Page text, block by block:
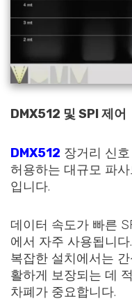
DMX512 및 SPI 제어
DMX512 장거리 신
허용하는 대규모 파
입니다.
데이터 속도가 빠른
에서 자주 사용됩니다.
복잡한 설치에서는
활하게 보장되는 데
차폐가 중요합니다.